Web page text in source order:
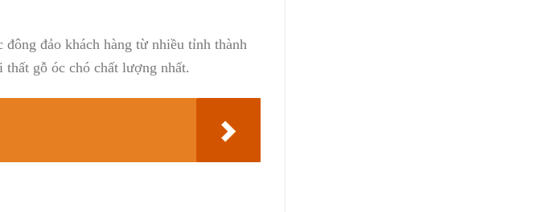
đảo khách hàng từ nhiều tỉnh thành
gỗ óc chó chất lượng nhất.